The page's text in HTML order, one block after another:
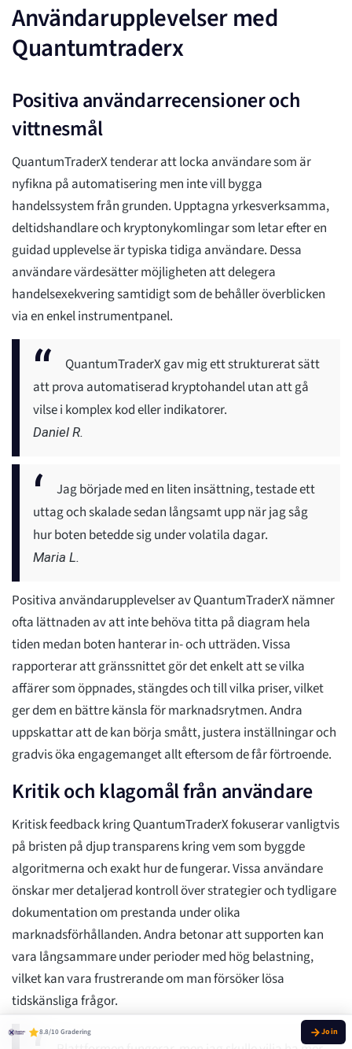
Användarupplevelser med
Quantumtraderx
Positiva användarrecensioner och
vittnesmål
QuantumTraderX tenderar att locka användare som är
nyfikna på automatisering men inte vill bygga
handelssystem från grunden. Upptagna yrkesverksamma,
deltidshandlare och kryptonykomlingar som letar efter en
guidad upplevelse är typiska tidiga användare. Dessa
användare värdesätter möjligheten att delegera
handelsexekvering samtidigt som de behåller överblicken
via en enkel instrumentpanel.
QuantumTraderX gav mig ett strukturerat sätt
att prova automatiserad kryptohandel utan att gå
vilse i komplex kod eller indikatorer.
Daniel R.
Jag började med en liten insättning, testade ett
uttag och skalade sedan långsamt upp när jag såg
hur boten betedde sig under volatila dagar.
Maria L.
Positiva användarupplevelser av QuantumTraderX nämner
ofta lättnaden av att inte behöva titta på diagram hela
tiden medan boten hanterar in- och utträden. Vissa
rapporterar att gränssnittet gör det enkelt att se vilka
affärer som öppnades, stängdes och till vilka priser, vilket
ger dem en bättre känsla för marknadsrytmen. Andra
uppskattar att de kan börja smått, justera inställningar och
gradvis öka engagemanget allt eftersom de får förtroende.
Kritik och klagomål från användare
Kritisk feedback kring QuantumTraderX fokuserar vanligtvis
på bristen på djup transparens kring vem som byggde
algoritmerna och exakt hur de fungerar. Vissa användare
önskar mer detaljerad kontroll över strategier och tydligare
dokumentation om prestanda under olika
marknadsförhållanden. Andra betonar att supporten kan
vara långsammare under perioder med hög belastning,
vilket kan vara frustrerande om man försöker lösa
tidskänsliga frågor.
8.8/10 Gradering